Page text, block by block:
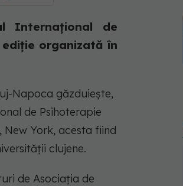
Internațional de
organizată în
Napoca găzduiește,
de Psihoterapie
New York, acesta fiind
clujene.
de Asociația de